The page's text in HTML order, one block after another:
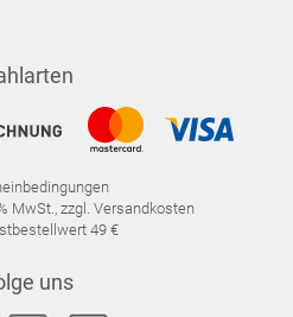
MwSt., zzgl. Versandkosten
49 €
uns